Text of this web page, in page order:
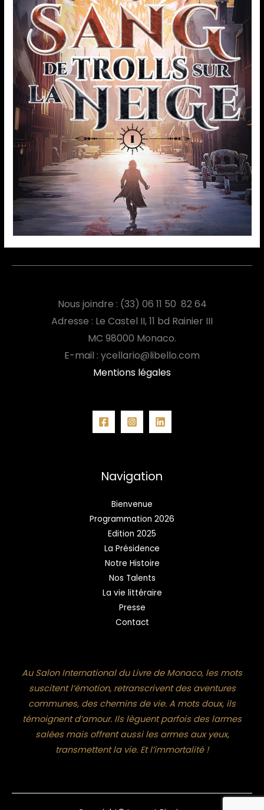
Nous joindre : (33) 06 11 50 82 64
Adresse : Le Castel II, 11 bd Rainier III
MC 98000 Monaco.
E-mail : ycellario@libello.com
Mentions légales
Navigation
Bienvenue
Programmation 2026
Edition 2025
La Présidence
Notre Histoire
Nos Talents
La vie littéraire
Presse
Contact
Au Salon International du Livre de Monaco, les mots
suscitent l’émotion, retranscrivent des aventures
communes, des chemins de vie. A mots doux, ils
témoignent d’amour. Ils lèguent parfois des larmes
salées mais offrent aussi les armes aux yeux,
transmettent la vie. Et l’immortalité !